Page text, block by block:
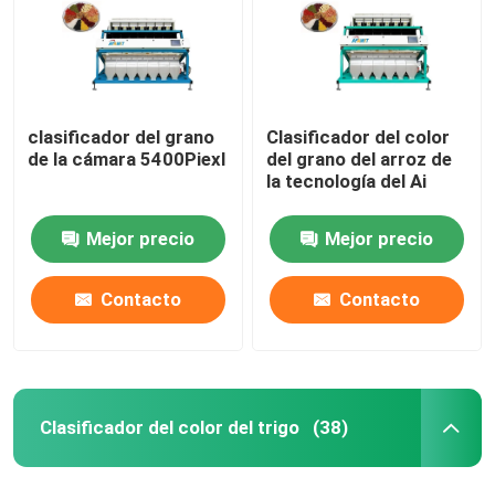
clasificador del grano
de la cámara 5400Piexl
Mejor precio
Contacto
Clasificador del color
del grano del arroz de
la tecnología del Ai
Mejor precio
Contacto
Clasificador del color del trigo (38)